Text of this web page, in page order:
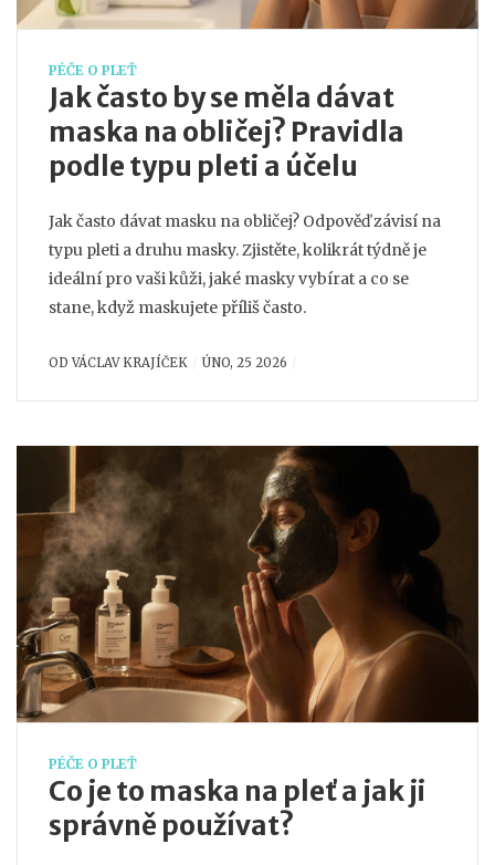
PÉČE O PLEŤ
Jak často by se měla dávat
maska na obličej? Pravidla
podle typu pleti a účelu
Jak často dávat masku na obličej? Odpověď závisí na
typu pleti a druhu masky. Zjistěte, kolikrát týdně je
ideální pro vaši kůži, jaké masky vybírat a co se
stane, když maskujete příliš často.
ODVÁCLAV KRAJÍČEK ÚNO, 25 2026
PÉČE O PLEŤ
Co je to maska na pleť a jak ji
správně používat?